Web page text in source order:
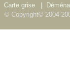
Carte grise
© Copyright© 2004-